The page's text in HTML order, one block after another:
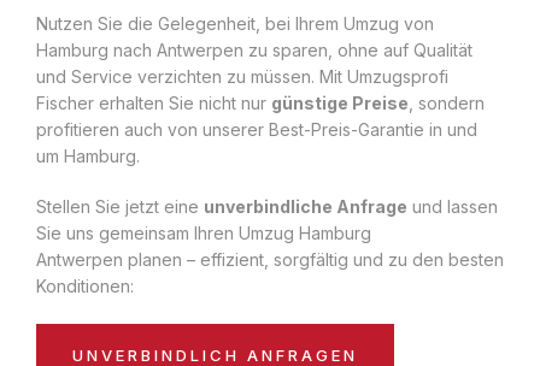
Nutzen Sie die Gelegenheit, bei Ihrem Umzug von
Hamburg nach Antwerpen zu sparen, ohne auf Qualität
und Service verzichten zu müssen. Mit Umzugsprofi
Fischer erhalten Sie nicht nur günstige Preise , sondern
profitieren auch von unserer Best-Preis-Garantie in und
um Hamburg.
Stellen Sie jetzt eine unverbindliche Anfrage und lassen
Sie uns gemeinsam Ihren Umzug Hamburg
Antwerpen planen – effizient, sorgfältig und zu den besten
Konditionen:
UNVERBINDLICH ANFRAGEN